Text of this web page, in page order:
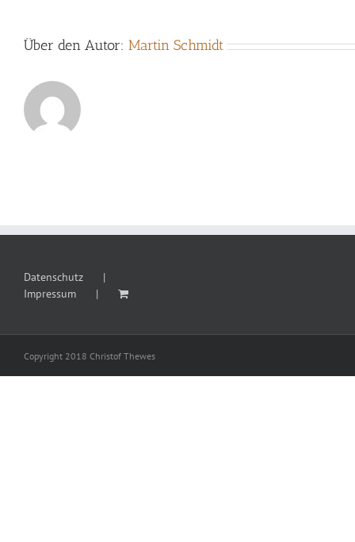
Über den Autor: Martin Schmidt
Datenschutz
Impressum
Copyright 2018 Christof Thewes